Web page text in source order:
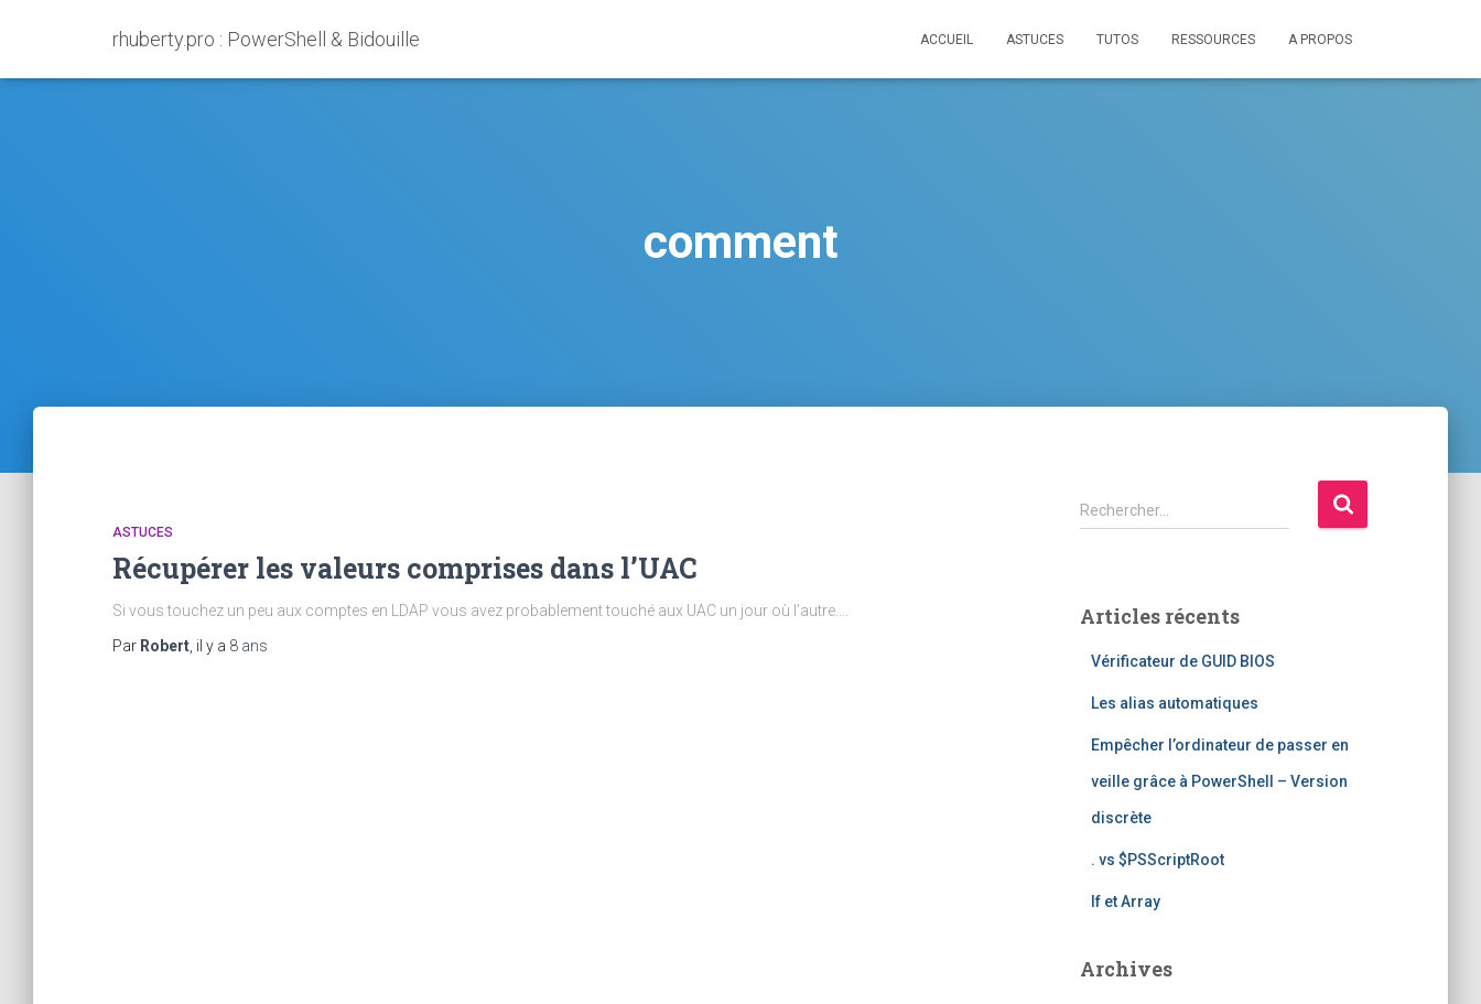
rhuberty.pro : PowerShell & Bidouille ACCUEIL ASTUCES TUTOS RESSOURCES A PROPOS
comment
ASTUCES
Récupérer les valeurs comprises dans l’UAC
Si vous touchez un peu aux comptes en LDAP vous avez probablement touché aux UAC un jour où l’autre….
Par Robert , il y a 8 ans
R
e
r
Rechercher…
Articles récents
Vérificateur de GUID BIOS
Les alias automatiques
Empêcher l’ordinateur de passer en
veille grâce à PowerShell – Version
discrète
. vs $PSScriptRoot
If et Array
Archives